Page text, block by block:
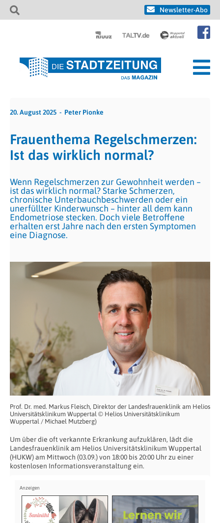
Newsletter-Abo
20. August 2025 Peter Pionke
Frauenthema Regelschmerzen:
Ist das wirklich normal?
Wenn Regelschmerzen zur Gewohnheit werden –
ist das wirklich normal? Starke Schmerzen,
chronische Unterbauchbeschwerden oder ein
unerfüllter Kinderwunsch – hinter all dem kann
Endometriose stecken. Doch viele Betroffene
erhalten erst Jahre nach den ersten Symptomen
eine Diagnose.
Prof. Dr. med. Markus Fleisch, Direktor der Landesfrauenklinik am Helios
Universitätsklinikum Wuppertal © Helios Universitätsklinikum
Wuppertal / Michael Mutzberg)
Um über die oft verkannte Erkrankung aufzuklären, lädt die
Landesfrauenklinik am Helios Universitätsklinikum Wuppertal
(HUKW) am Mittwoch (03.09.) von 18:00 bis 20:00 Uhr zu einer
kostenlosen Informationsveranstaltung ein.